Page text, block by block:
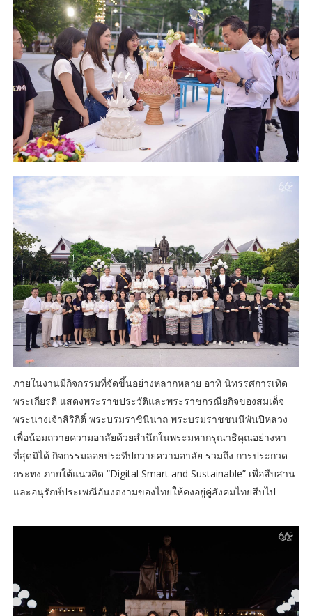
ภายในงานมีกิจกรรมที่จัดขึ้นอย่างหลากหลาย อาทิ นิทรรศการเทิด
พระเกียรติ แสดงพระราชประวัติและพระราชกรณียกิจของสมเด็จ
พระนางเจ้าสิริกิติ์ พระบรมราชินีนาถ พระบรมราชชนนีพันปีหลวง
เพื่อน้อมถวายความอาลัยด้วยสำนึกในพระมหากรุณาธิคุณอย่างหา
ที่สุดมิได้ กิจกรรมลอยประทีปถวายความอาลัย รวมถึง การประกวด
กระทง ภายใต้แนวคิด “Digital Smart and Sustainable” เพื่อสืบสาน
และอนุรักษ์ประเพณีอันงดงามของไทยให้คงอยู่คู่สังคมไทยสืบไป